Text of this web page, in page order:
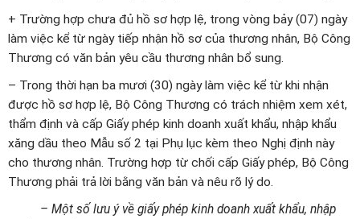
+ Trường hợp chưa đủ hồ sơ hợp lệ, trong vòng bảy (07) ngày
làm việc kể từ ngày tiếp nhận hồ sơ của thương nhân, Bộ Công
Thương có văn bản yêu cầu thương nhân bổ sung.
– Trong thời hạn ba mươi (30) ngày làm việc kể từ khi nhận
được hồ sơ hợp lệ, Bộ Công Thương có trách nhiệm xem xét,
thẩm định và cấp Giấy phép kinh doanh xuất khẩu, nhập khẩu
xăng dầu theo Mẫu số 2 tại Phụ lục kèm theo Nghị định này
cho thương nhân. Trường hợp từ chối cấp Giấy phép, Bộ Công
Thương phải trả lời bằng văn bản và nêu rõ lý do.
– Một số lưu ý về giấy phép kinh doanh xuất khẩu, nhập